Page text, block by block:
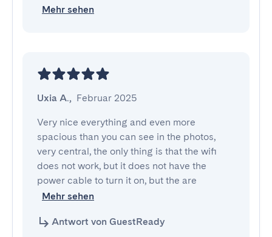
Mehr sehen
Uxia A., Februar 2025
Very nice everything and even more
spacious than you can see in the photos,
very central, the only thing is that the wifi
does not work, but it does not have the
power cable to turn it on, but the are
Mehr sehen
Antwort von GuestReady